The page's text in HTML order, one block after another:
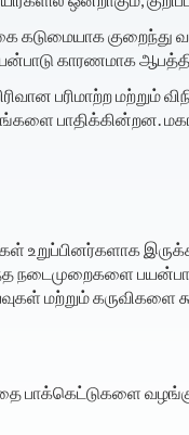
குறைந்து
காரணமாக
பரிமாற்ற
உறுப்பினர்களாக
நடைமுறைகளை
மற்றும் கருவிகளை
பாக்கெட்டுகளை